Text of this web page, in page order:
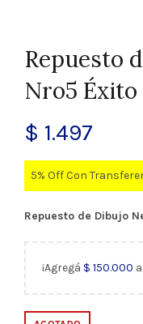
Repuesto
Nro5 Éxito
$ 1.497
5% Off Con
Repuesto de Dibujo
¡Agregá $ 150.000